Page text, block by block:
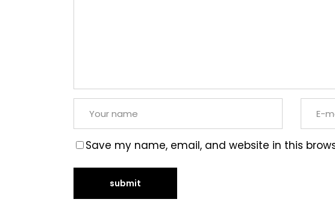
Save my name, email, and website in this